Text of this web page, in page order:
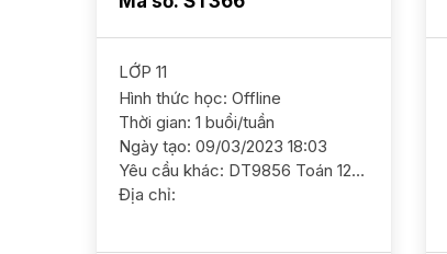
LỚP 11
Hình thức học: Offline
Thời gian: 1 buổi/tuần
Ngày tạo: 09/03/2023 18:03
Yêu cầu khác: DT9856 Toán 12/ HS nữ/ HL K Cần ôn luyện thi đại học Mục tiêu 9+ YC GS nữ DC 294 Kim Mã, Ba Đình Học phí 200-300
Địa chỉ: